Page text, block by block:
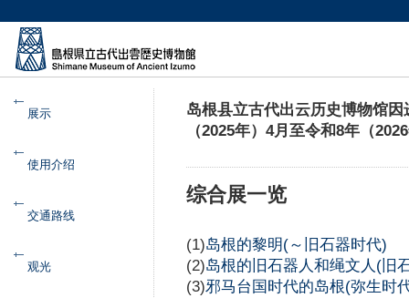
展示
使用介绍
交通路线
观光
岛根县立古代出云历史博物馆
（2025年）4月至令和8年（
综合展一览
(1)岛根的黎明(～旧石器时代)
(2)岛根的旧石器人和绳文人(旧
(3)邪马台国时代的岛根(弥生时